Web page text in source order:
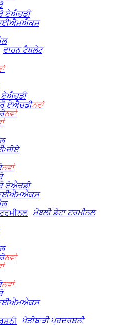
ਏਐਚਡੀ
ਆਈਐਮਐਕਸ
ਵਾਹਨ ਟੈਬਲੇਟ
ਏਐਚਡੀ
ਏਐਚਡੀਨਵਾਂ
ਨਵਾਂ
ਜੀਏ
ਨਵਾਂ
ਏਐਚਡੀ
ਆਈਐਮਐਕਸ
ਮੋਬਲੀ ਡੇਟਾ ਟਰਮੀਨਲ
ਨਵਾਂ
ਨਵਾਂ
ਆਈਐਮਐਕਸ
ਖੇਤੀਬਾੜੀ ਪ੍ਰਦਰਸ਼ਨੀ